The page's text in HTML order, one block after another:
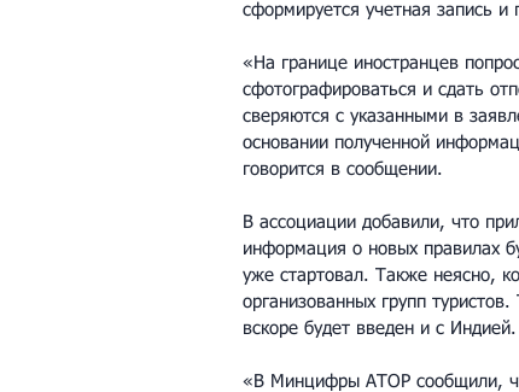
сформируется учетная запись и
«На границе иностранцев
сфотографироваться и сдать
сверяются с указанными в
основании полученной
говорится в сообщении.
В ассоциации добавили, что
информация о новых правилах
уже стартовал. Также неясно,
организованных групп
вскоре будет введен и с Индией.
«В Минцифры АТОР сообщили,